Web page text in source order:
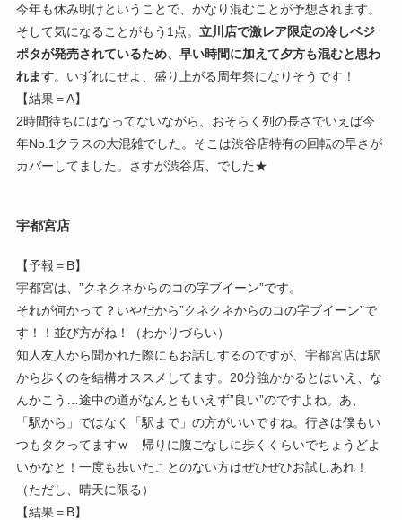
今年も休み明けということで、かなり混むことが予想されます。
そして気になることがもう1点。 立川店で激レア限定の冷しベジ
ポタが発売されているため、早い時間に加えて夕方も混むと思わ
れます。いずれにせよ、盛り上がる周年祭になりそうです！
【結果＝A】
2時間待ちにはなってないながら、おそらく列の長さでいえば今
年No.1クラスの大混雑でした。そこは渋谷店特有の回転の早さが
カバーしてました。さすが渋谷店、でした★
宇都宮店
【予報＝B】
宇都宮は、”クネクネからのコの字ブイーン”です。
それが何かって？いやだから”クネクネからのコの字ブイーン”で
す！！並び方がね！（わかりづらい）
知人友人から聞かれた際にもお話しするのですが、宇都宮店は駅
から歩くのを結構オススメしてます。20分強かかるとはいえ、な
んかこう…途中の道がなんともいえず”良い”のですよね。あ、
「駅から」ではなく「駅まで」の方がいいですね。行きは僕もい
つもタクってますｗ 帰りに腹ごなしに歩くくらいでちょうどよ
いかなと！一度も歩いたことのない方はぜひぜひお試しあれ！
（ただし、晴天に限る）
【結果＝B】